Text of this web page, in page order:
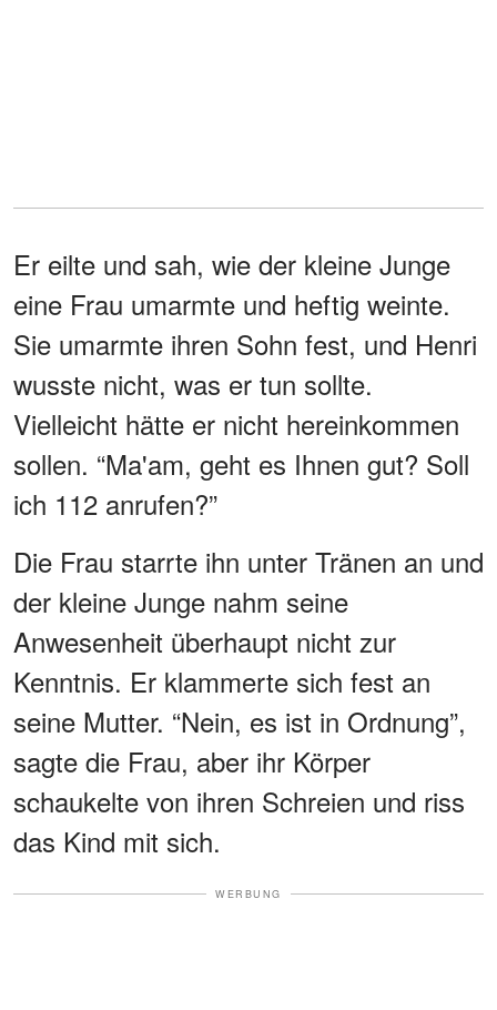
Er eilte und sah, wie der kleine Junge
eine Frau umarmte und heftig weinte.
Sie umarmte ihren Sohn fest, und Henri
wusste nicht, was er tun sollte.
Vielleicht hätte er nicht hereinkommen
sollen. “Ma'am, geht es Ihnen gut? Soll
ich 112 anrufen?”
Die Frau starrte ihn unter Tränen an und
der kleine Junge nahm seine
Anwesenheit überhaupt nicht zur
Kenntnis. Er klammerte sich fest an
seine Mutter. “Nein, es ist in Ordnung”,
sagte die Frau, aber ihr Körper
schaukelte von ihren Schreien und riss
das Kind mit sich.
WERBUNG